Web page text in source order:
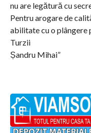
nu are legătură cu
Pentru arogare de
abilitate cu o plângere
Turzii
Șandru Mihai”